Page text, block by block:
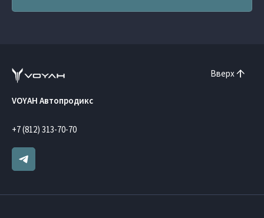
Вверх
VOYAH Автопродикс
+7 (812) 313-70-70